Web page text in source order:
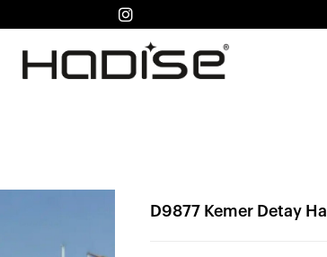
D9877 Kemer Detay